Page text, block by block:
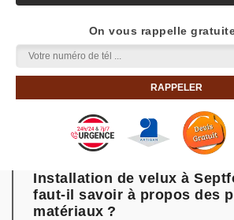
On vous rappelle
Installation de velux à
faut-il savoir à propos des
matériaux ?